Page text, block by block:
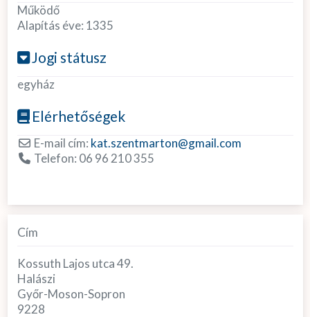
Működő
Alapítás éve: 1335
Jogi státusz
egyház
Elérhetőségek
E-mail cím: kat.szentmarton@gmail.com
Telefon: 06 96 210 355
Cím
Kossuth Lajos utca 49.
Halászi
Győr-Moson-Sopron
9228